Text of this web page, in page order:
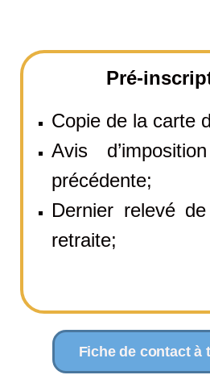
Pré-
Copie de la carte
Avis
précédente;
Dernier relevé
retraite;
Fiche de contact à